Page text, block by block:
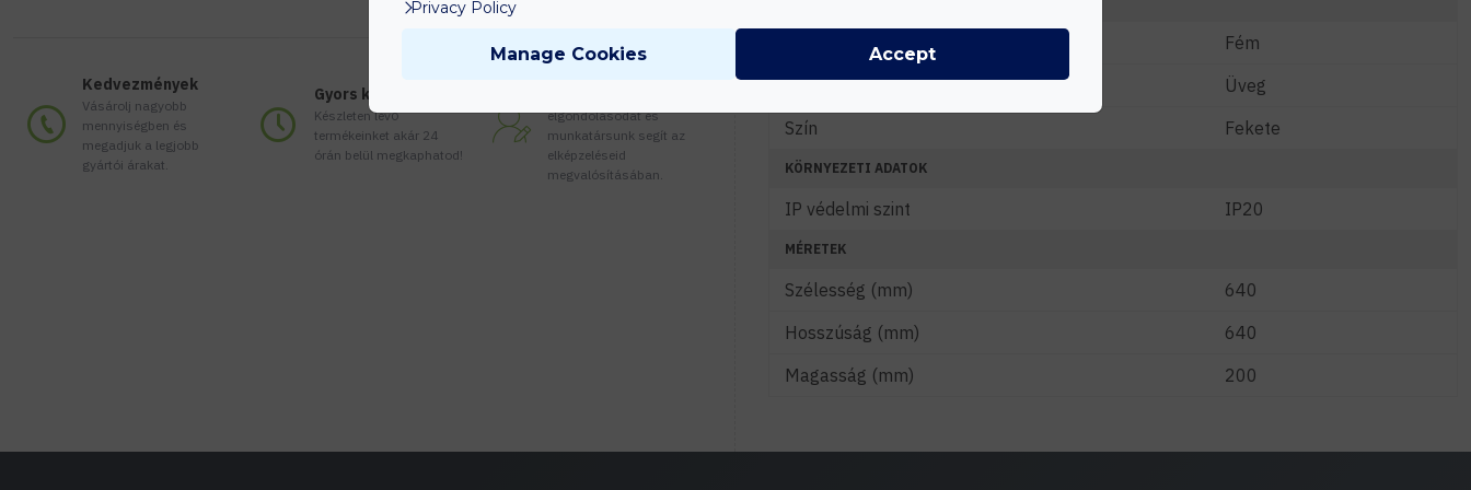
Kedvezmények
Vásárolj nagyobb
mennyiségben és
megadjuk a legjobb
gyártói árakat.
Gyors kiszállítás
Készleten lévő
termékeinket akár 24
órán belül megkaphatod!
elgondolásodat és
munkatársunk segít az
elképzeléseid
megvalósításában.
Lámpatest anyaga
Fém
Búra anyaga
Üveg
Szín
Fekete
KÖRNYEZETI ADATOK
IP védelmi szint IP20
MÉRETEK
Szélesség (mm)
640
Hosszúság (mm)
640
Magasság (mm)
200
Privacy Policy
Manage Cookies Accept